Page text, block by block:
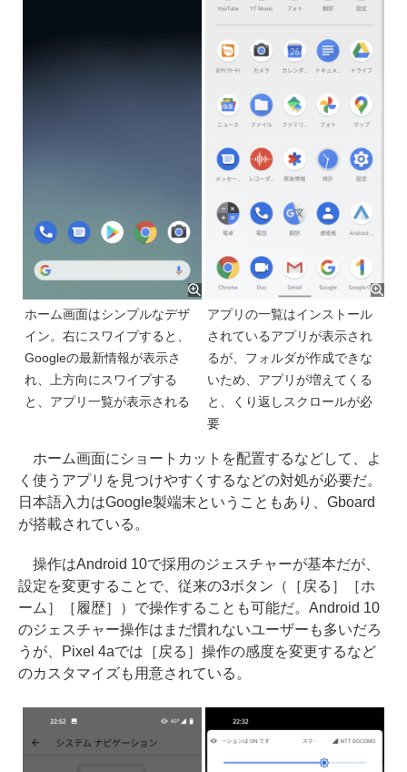
ホーム画面はシンプルなデザ
イン。右にスワイプすると、
Googleの最新情報が表示さ
れ、上方向にスワイプする
と、アプリ一覧が表示される
アプリの一覧はインストール
されているアプリが表示され
るが、フォルダが作成できな
いため、アプリが増えてくる
と、くり返しスクロールが必
要
ホーム画面にショートカットを配置するなどして、よ
く使うアプリを見つけやすくするなどの対処が必要だ。
日本語入力はGoogle製端末ということもあり、Gboard
が搭載されている。
操作はAndroid 10で採用のジェスチャーが基本だが、
設定を変更することで、従来の3ボタン（［戻る］［ホ
ーム］［履歴］）で操作することも可能だ。Android 10
のジェスチャー操作はまだ慣れないユーザーも多いだろ
うが、Pixel 4aでは［戻る］操作の感度を変更するなど
のカスタマイズも用意されている。